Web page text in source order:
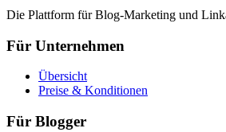
Die Plattform für Blog-Marketing und
Für Unternehmen
Übersicht
Preise & Konditionen
Für Blogger